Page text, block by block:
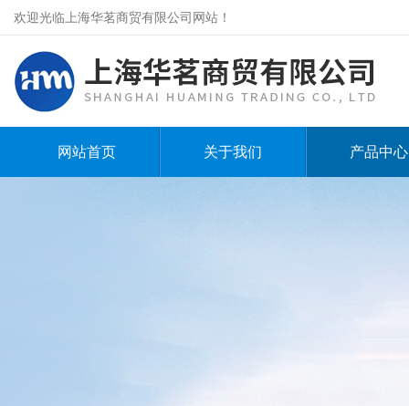
欢迎光临上海华茗商贸有限公司网站！
网站首页 关于我们 产品中心